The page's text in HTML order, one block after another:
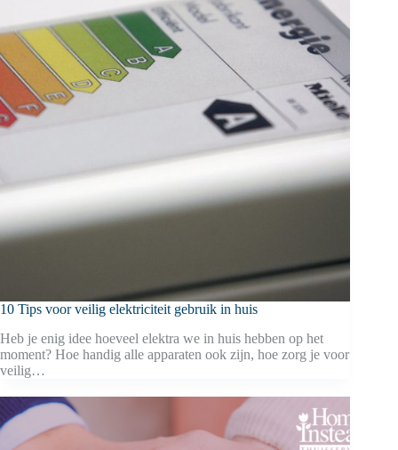
10 Tips voor veilig elektriciteit gebruik in huis
Heb je enig idee hoeveel elektra we in huis hebben op het
moment? Hoe handig alle apparaten ook zijn, hoe zorg je voor
veilig…